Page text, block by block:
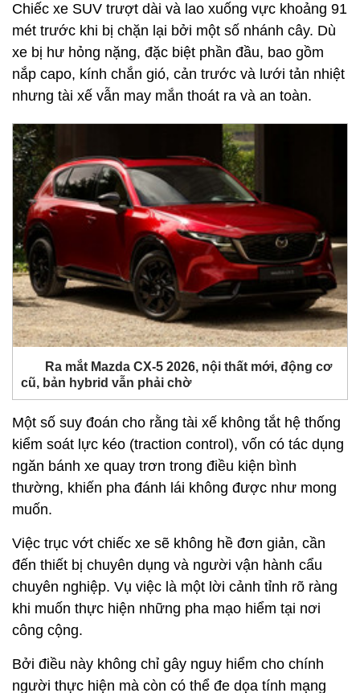
Chiếc xe SUV trượt dài và lao xuống vực khoảng 91
mét trước khi bị chặn lại bởi một số nhánh cây. Dù
xe bị hư hỏng nặng, đặc biệt phần đầu, bao gồm
nắp capo, kính chắn gió, cản trước và lưới tản nhiệt
nhưng tài xế vẫn may mắn thoát ra và an toàn.
Ra mắt Mazda CX-5 2026, nội thất mới, động cơ
cũ, bản hybrid vẫn phải chờ
Một số suy đoán cho rằng tài xế không tắt hệ thống
kiểm soát lực kéo (traction control), vốn có tác dụng
ngăn bánh xe quay trơn trong điều kiện bình
thường, khiến pha đánh lái không được như mong
muốn.
Việc trục vớt chiếc xe sẽ không hề đơn giản, cần
đến thiết bị chuyên dụng và người vận hành cẩu
chuyên nghiệp. Vụ việc là một lời cảnh tỉnh rõ ràng
khi muốn thực hiện những pha mạo hiểm tại nơi
công cộng.
Bởi điều này không chỉ gây nguy hiểm cho chính
người thực hiện mà còn có thể đe dọa tính mạng